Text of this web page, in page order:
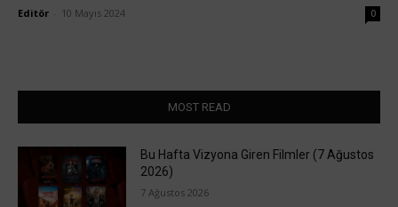
Editör 10 Mayıs 2024 0
MOST READ
Bu Hafta Vizyona Giren Filmler (7 Ağustos
2026)
7 Ağustos 2026